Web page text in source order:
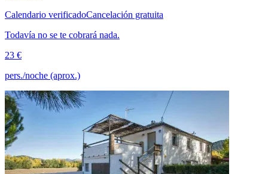
Calendario verificadoCancelación gratuita
Todavía no se te cobrará nada.
23 €
pers./noche (aprox.)